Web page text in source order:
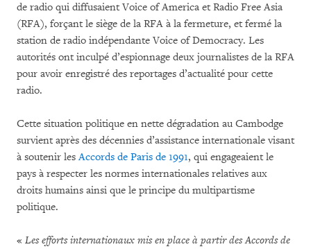
de radio qui diffusaient Voice of America et Radio Free Asia
(RFA), forçant le siège de la RFA à la fermeture, et fermé la
station de radio indépendante Voice of Democracy. Les
autorités ont inculpé d’espionnage deux journalistes de la RFA
pour avoir enregistré des reportages d’actualité pour cette
radio.
Cette situation politique en nette dégradation au Cambodge
survient après des décennies d’assistance internationale visant
à soutenir lesAccords de Paris de 1991, qui engageaient le
pays à respecter les normes internationales relatives aux
droits humains ainsi que le principe du multipartisme
politique.
« Les efforts internationaux mis en place à partir des Accords de